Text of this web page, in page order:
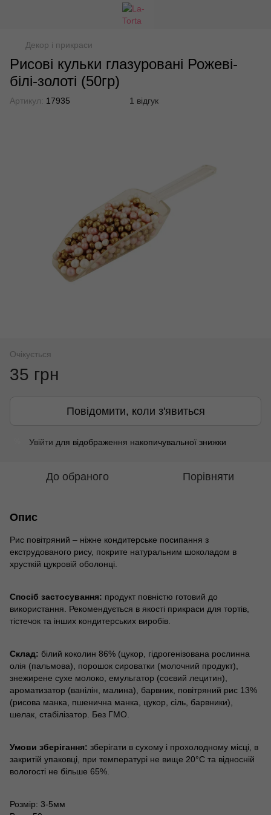
Декор і прикраси
Рисові кульки глазуровані Рожеві-
білі-золоті (50гр)
Артикул: 17935 1 відгук
Очікується
35 грн
Повідомити, коли з'явиться
Увійти для відображення накопичувальної знижки
До обраного Порівняти
Опис
Рис повітряний – ніжне кондитерське посипання з
екструдованого рису, покрите натуральним шоколадом в
хрусткій цукровій оболонці.
Спосіб застосування: продукт повністю готовий до
використання. Рекомендується в якості прикраси для тортів,
тістечок та інших кондитерських виробів.
Склад: білий коколин 86% (цукор, гідрогенізована рослинна
олія (пальмова), порошок сироватки (молочний продукт),
знежирене сухе молоко, емульгатор (соєвий лецитин),
ароматизатор (ванілін, малина), барвник, повітряний рис 13%
(рисова манка, пшенична манка, цукор, сіль, барвники),
шелак, стабілізатор. Без ГМО.
Умови зберігання: зберігати в сухому і прохолодному місці, в
закритій упаковці, при температурі не вище 20°С та відносній
вологості не більше 65%.
Розмір: 3-5мм